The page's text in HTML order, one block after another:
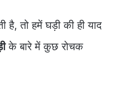
है, तो हमें घड़ी की ही याद
के बारे में कुछ रोचक